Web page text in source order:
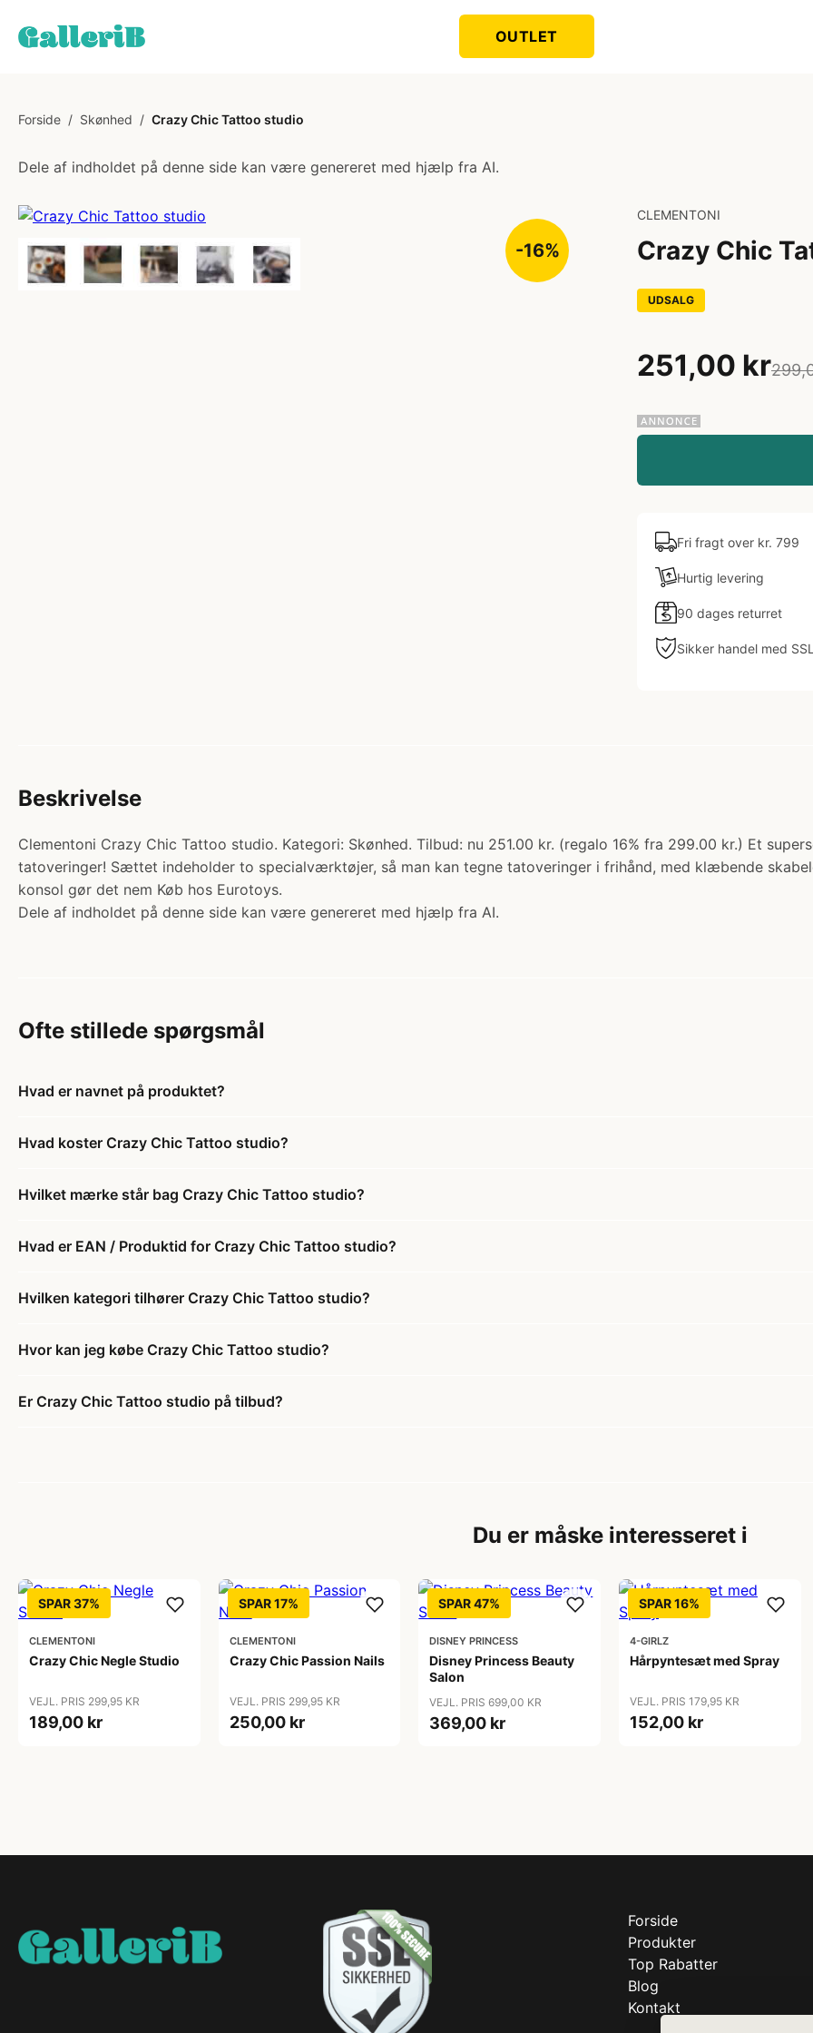
OUTLET
Forside / Skønhed / Crazy Chic Tattoo studio
Dele af indholdet på denne side kan være genereret med hjælp fra AI.
-16%
CLEMENTONI
Crazy Chic
UDSALG
251,00 kr
Fri fragt over kr. 799
Hurtig levering
90 dages returret
Sikker handel med SSL
Beskrivelse
Clementoni Crazy Chic Tattoo studio. Kategori: Skønhed. Tilbud: nu 251.00 kr. (regalo 16% fra 299.00 kr.) Et
tatoveringer! Sættet indeholder to specialværktøjer, så man kan tegne tatoveringer i frihånd, med klæbende
konsol gør det nem Køb hos Eurotoys.
Dele af indholdet på denne side kan være genereret med hjælp fra AI.
Ofte stillede spørgsmål
Hvad er navnet på produktet?
Hvad koster Crazy Chic Tattoo studio?
Hvilket mærke står bag Crazy Chic Tattoo studio?
Hvad er EAN / Produktid for Crazy Chic Tattoo studio?
Hvilken kategori tilhører Crazy Chic Tattoo studio?
Hvor kan jeg købe Crazy Chic Tattoo studio?
Er Crazy Chic Tattoo studio på tilbud?
Du er måske interesseret i
SPAR 37%
CLEMENTONI
Crazy Chic Negle Studio
VEJL. PRIS 299,95 KR
189,00 kr
SPAR 17%
CLEMENTONI
Crazy Chic Passion Nails
VEJL. PRIS 299,95 KR
250,00 kr
SPAR 47%
DISNEY PRINCESS
Disney Princess Beauty
Salon
VEJL. PRIS 699,00 KR
369,00 kr
SPAR 16%
4-GIRLZ
Hårpyntesæt med Spray
VEJL. PRIS 179,95 KR
152,00 kr
Forside
Produkter
Top Rabatter
Blog
Kontakt